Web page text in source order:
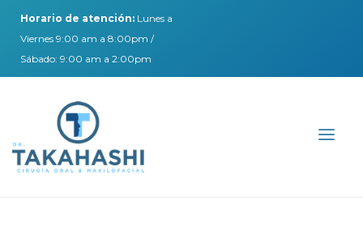
Horario de atención: Lunes a
Viernes 9:00 am a 8:00pm /
Sábado: 9:00 am a 2:00pm